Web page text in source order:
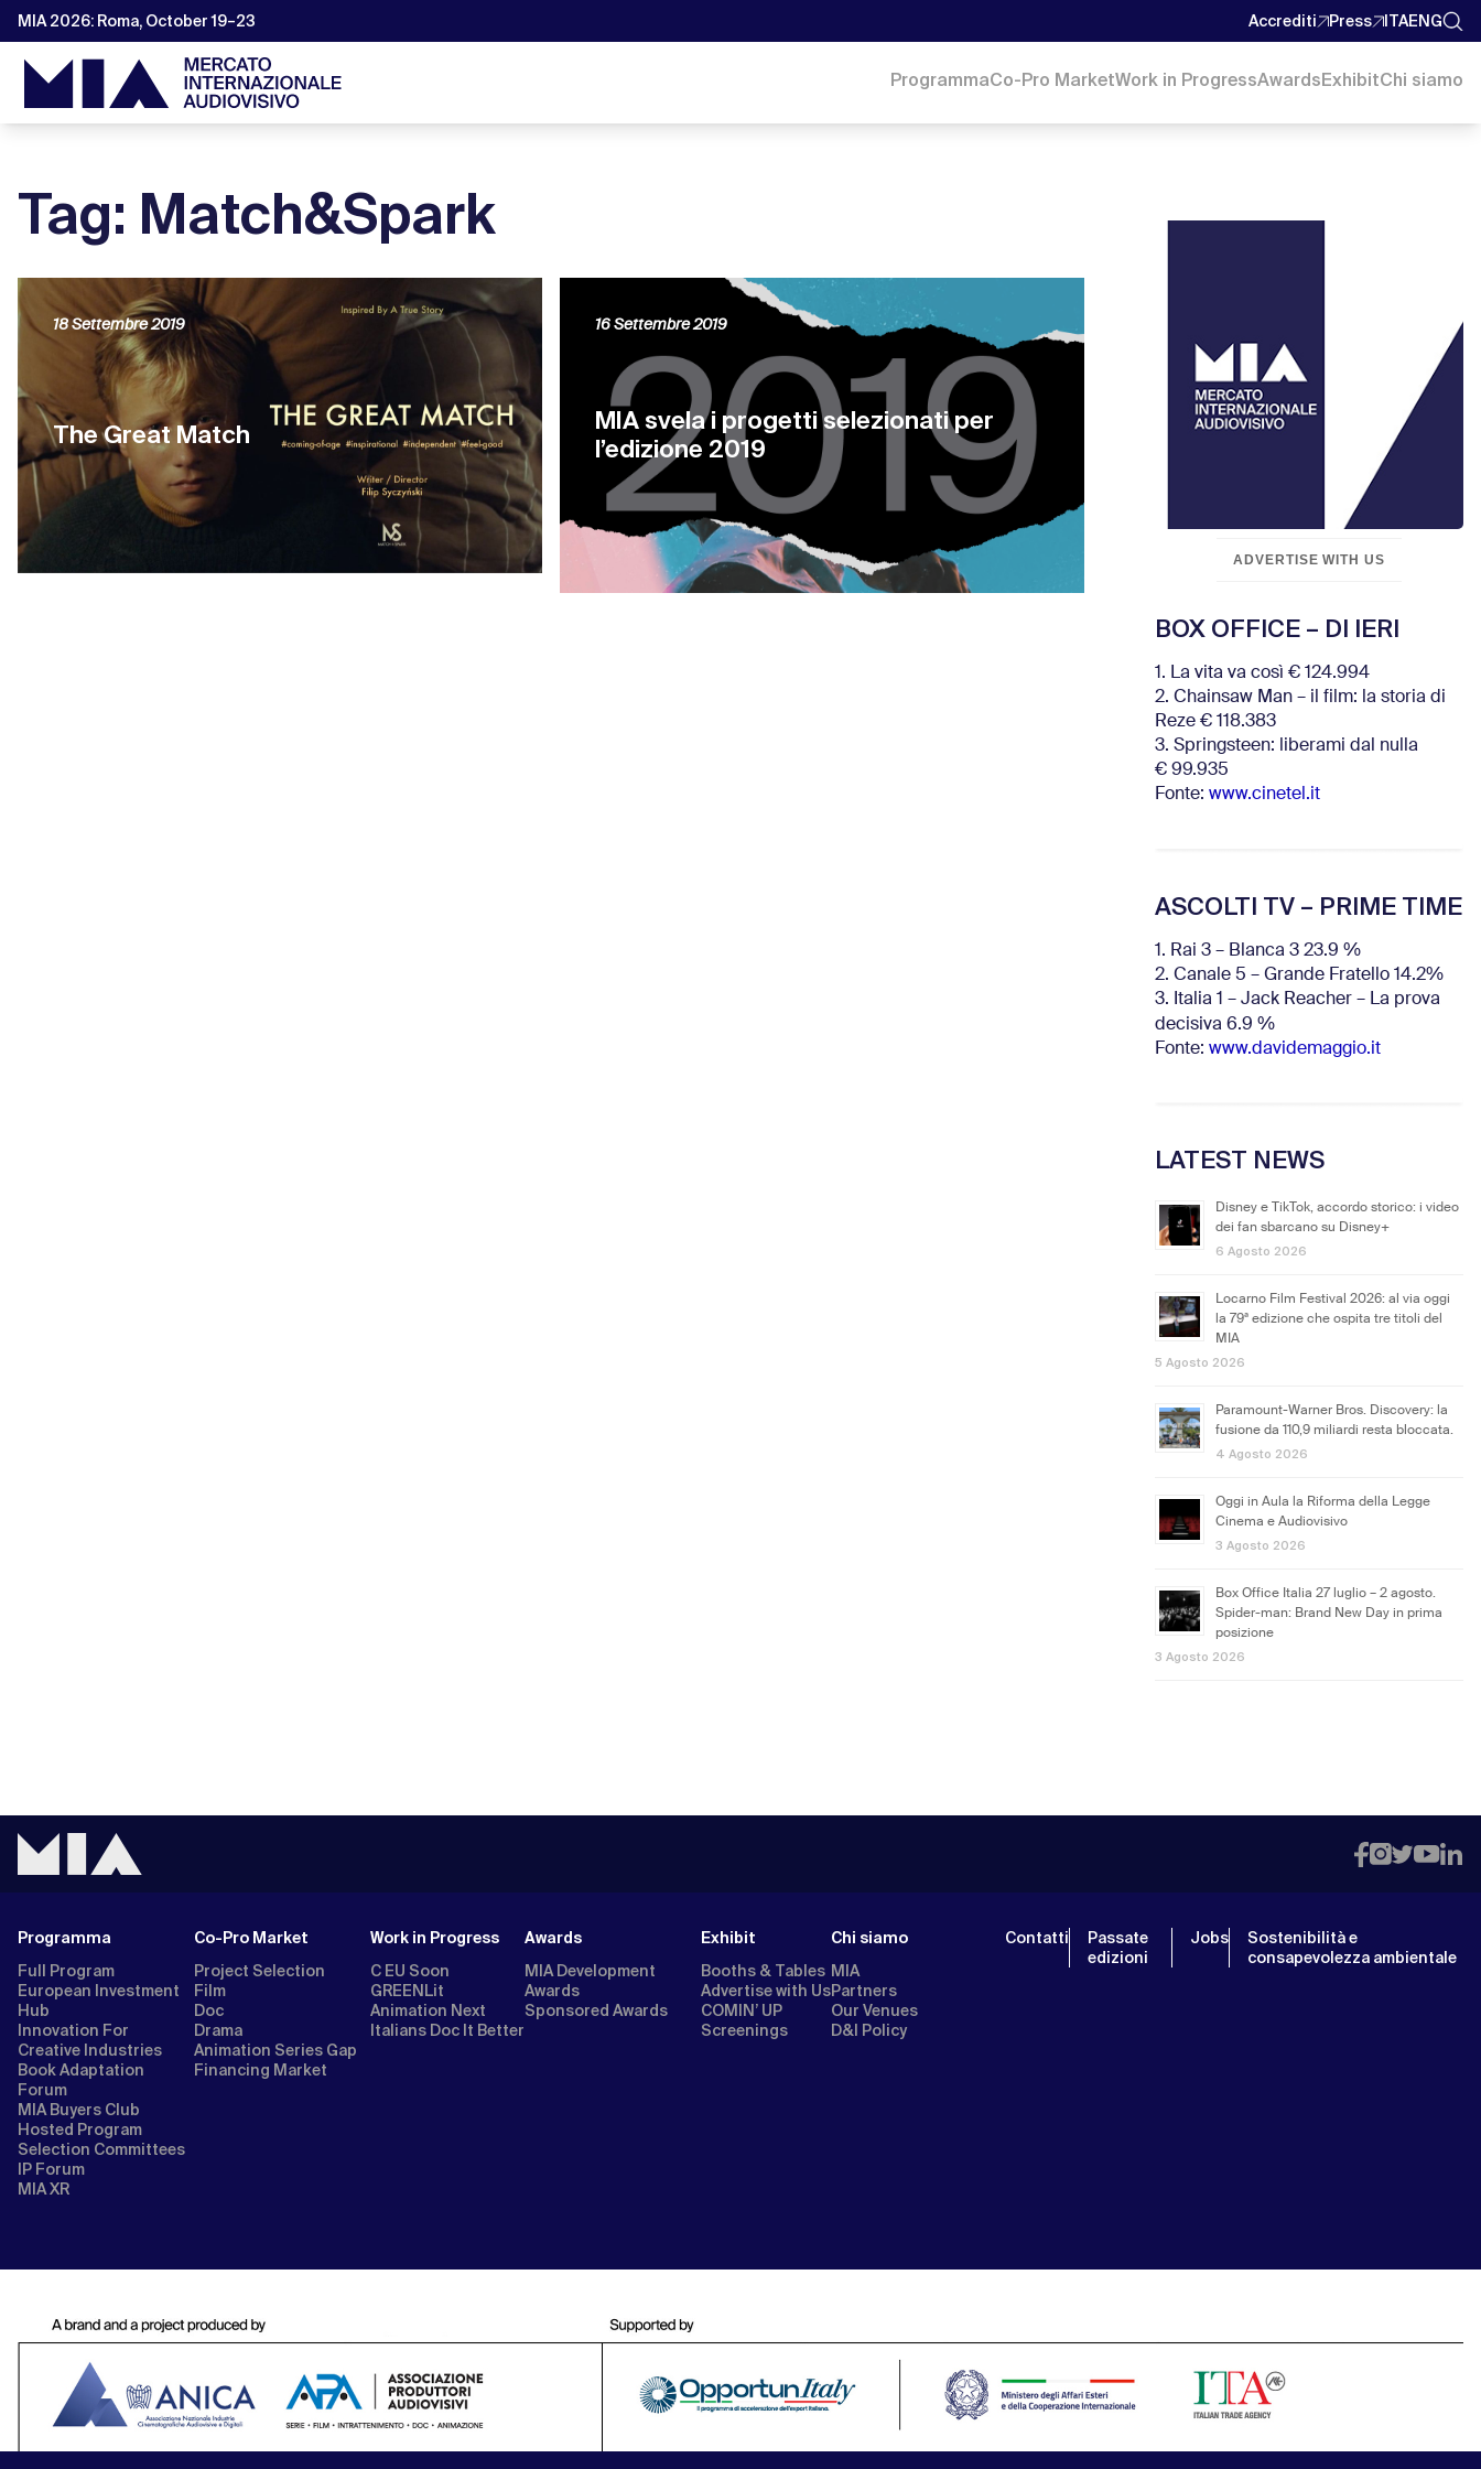
MIA 2026: Roma, October 19–23 Accrediti Press ITAENG
ProgrammaCo-Pro MarketWork in ProgressAwardsExhibitChi siamo
Tag: Match&Spark
The Great Match
18 Settembre 2019
MIA svela i progetti selezionati per
l’edizione 2019
16 Settembre 2019
ADVERTISE WITH US
BOX OFFICE – DI IERI
1. La vita va così € 124.994
2. Chainsaw Man – il film: la storia di
Reze € 118.383
3. Springsteen: liberami dal nulla
€ 99.935
Fonte: www.cinetel.it
ASCOLTI TV – PRIME TIME
1. Rai 3 – Blanca 3 23.9 %
2. Canale 5 – Grande Fratello 14.2%
3. Italia 1 – Jack Reacher – La prova
decisiva 6.9 %
Fonte: www.davidemaggio.it
LATEST NEWS
Disney e TikTok, accordo storico: i video
dei fan sbarcano su Disney+
6 Agosto 2026
Locarno Film Festival 2026: al via oggi
la 79ª edizione che ospita tre titoli del
MIA
5 Agosto 2026
Paramount-Warner Bros. Discovery: la
fusione da 110,9 miliardi resta bloccata.
4 Agosto 2026
Oggi in Aula la Riforma della Legge
Cinema e Audiovisivo
3 Agosto 2026
Box Office Italia 27 luglio – 2 agosto.
Spider-man: Brand New Day in prima
posizione
3 Agosto 2026
Programma
Full Program
European Investment
Hub
Innovation For
Creative Industries
Book Adaptation
Forum
MIA Buyers Club
Hosted Program
Selection Committees
IP Forum
MIA XR
Co-Pro Market
Project Selection
Film
Doc
Drama
Animation Series Gap
Financing Market
Work in Progress
C EU Soon
GREENLit
Animation Next
Italians Doc It Better
Awards
MIA Development
Awards
Sponsored Awards
Exhibit
Booths & Tables
Advertise with Us
COMIN’ UP
Screenings
Chi siamo
MIA
Partners
Our Venues
D&I Policy
Contatti
Passate
edizioni
Jobs
Sostenibilità e
consapevolezza ambientale